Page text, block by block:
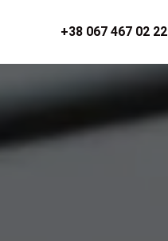
+38 067 467 02 22